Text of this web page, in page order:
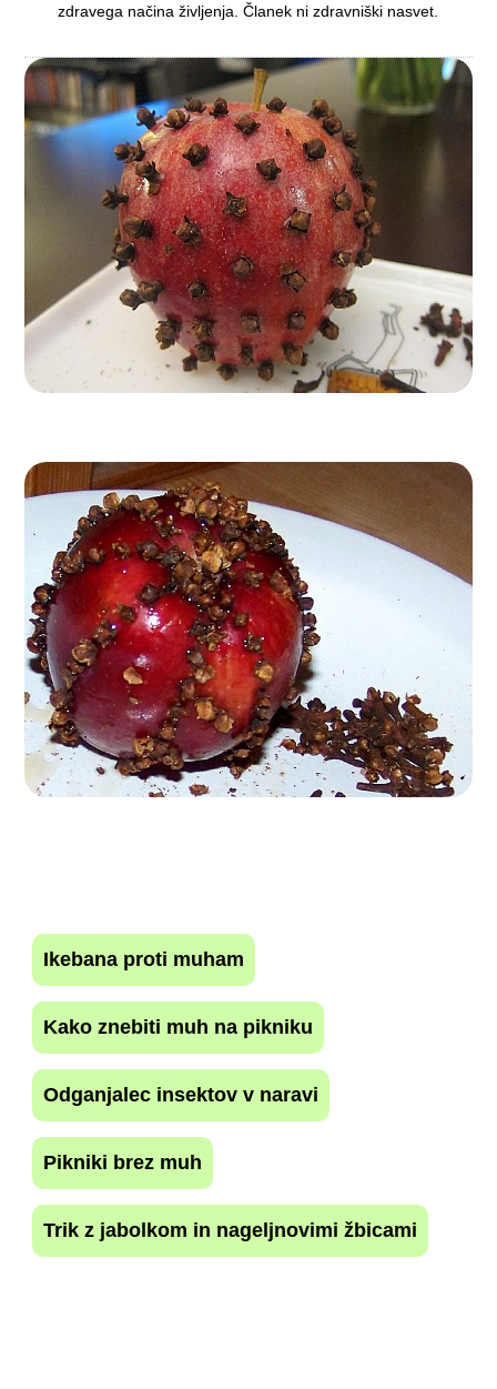
zdravega načina življenja. Članek ni zdravniški nasvet.
Ikebana proti muham
Kako znebiti muh na pikniku
Odganjalec insektov v naravi
Pikniki brez muh
Trik z jabolkom in nageljnovimi žbicami